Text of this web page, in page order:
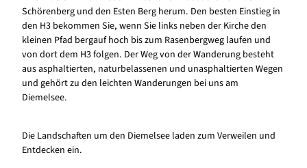
Schörenberg und den Esten Berg herum. Den besten Einstieg in
den H3 bekommen Sie, wenn Sie links neben der Kirche den
kleinen Pfad bergauf hoch bis zum Rasenbergweg laufen und
von dort dem H3 folgen. Der Weg von der Wanderung besteht
aus asphaltierten, naturbelassenen und unasphaltierten Wegen
und gehört zu den leichten Wanderungen bei uns am
Diemelsee.
Die Landschaften um den Diemelsee laden zum Verweilen und
Entdecken ein.